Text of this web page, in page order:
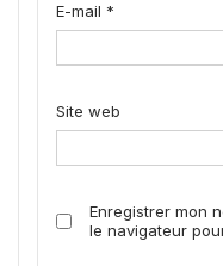
E-mail *
Site web
Enregistrer mon
le navigateur